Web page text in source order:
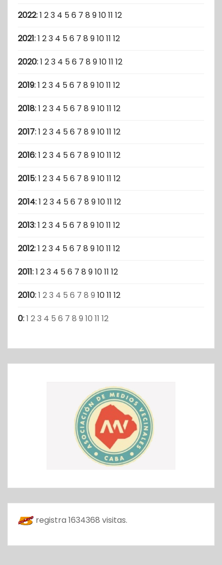
2022:1 23 4 56 7 8 91011 12
2021:1 23 4 56 7 8 91011 12
2020:1 23 4 56 7 8 91011 12
2019:1 23 4 56 7 8 91011 12
2018:1 23 4 56 7 8 91011 12
2017:1 23 4 56 7 8 91011 12
2016:1 23 4 56 7 8 91011 12
2015:1 23 4 56 7 8 91011 12
2014:1 23 4 56 7 8 91011 12
2013:1 23 4 56 7 8 91011 12
2012:1 23 4 56 7 8 91011 12
2011:1 23 4 56 7 8 91011 12
2010:1 23 4 5 6 7 8 9 1011 12
0:1 23 4 5 6 7 8 9 10 11 12
registra 1634368 visitas.